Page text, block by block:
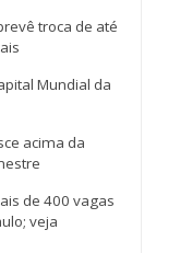
troca de até
Mundial da
acima da
de 400 vagas
veja